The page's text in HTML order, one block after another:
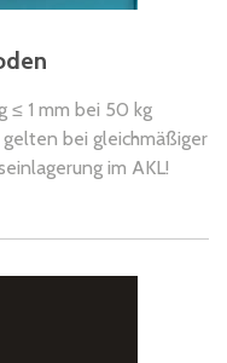
≤ 1 mm bei 50 kg
bei gleichmäßiger
im AKL!